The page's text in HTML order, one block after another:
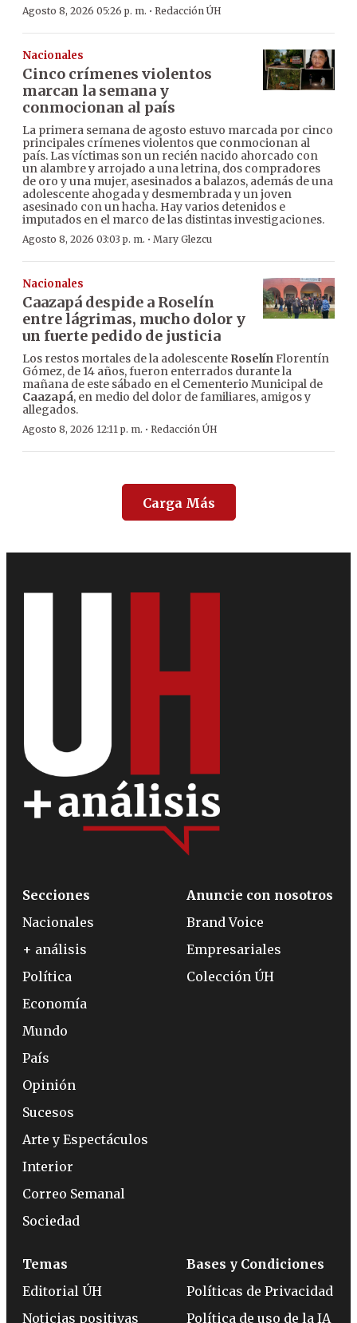
Agosto 8, 2026 05:26 p. m. · Redacción ÚH
Nacionales
Cinco crímenes violentos
marcan la semana y
conmocionan al país
La primera semana de agosto estuvo marcada por cinco
principales crímenes violentos que conmocionan al
país. Las víctimas son un recién nacido ahorcado con
un alambre y arrojado a una letrina, dos compradores
de oro y una mujer, asesinados a balazos, además de una
adolescente ahogada y desmembrada y un joven
asesinado con un hacha. Hay varios detenidos e
imputados en el marco de las distintas investigaciones.
Agosto 8, 2026 03:03 p. m. · Mary Glezcu
Nacionales
Caazapá despide a Roselín
entre lágrimas, mucho dolor y
un fuerte pedido de justicia
Los restos mortales de la adolescente RoselínFlorentín
Gómez, de 14 años, fueron enterrados durante la
mañana de este sábado en el Cementerio Municipal de
Caazapá, en medio del dolor de familiares, amigos y
allegados.
Agosto 8, 2026 12:11 p. m. · Redacción ÚH
Carga Más
Secciones
Nacionales
+ análisis
Política
Economía
Mundo
País
Opinión
Sucesos
Arte y Espectáculos
Interior
Correo Semanal
Sociedad
Anuncie con nosotros
Brand Voice
Empresariales
Colección ÚH
Temas
Editorial ÚH
Noticias positivas
Bases y Condiciones
Políticas de Privacidad
Política de uso de la IA